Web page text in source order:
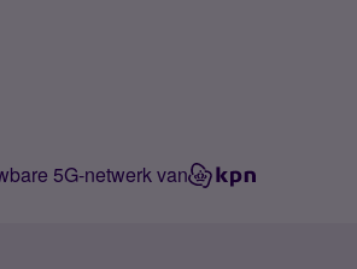
5G-netwerk van